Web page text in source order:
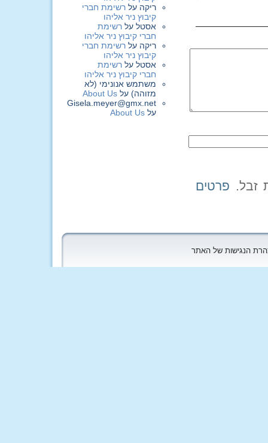
פרטים
ריקה על רשימת חברי
קיבוץ ניר אליהו
אסטל על רשימת
חברי קיבוץ ניר אליהו
ריקה על רשימת חברי
קיבוץ ניר אליהו
אסטל על רשימת
חברי קיבוץ ניר אליהו
משתמש אנונימי (לא
מזוהה) על About Us
Gisela.meyer@gmx.net
על About Us
הנגישות של האתר